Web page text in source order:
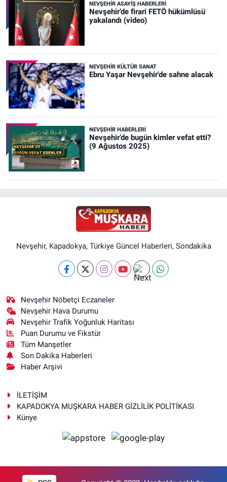
NEVŞEHIR ASAYIŞ HABERLERI
Nevşehir’de firari FETÖ hükümlüsü
yakalandı (video)
NEVŞEHIR KÜLTÜR SANAT
Ebru Yaşar Nevşehir'de sahne alacak
NEVŞEHIR HABERLERI
Nevşehir’de bugün kimler vefat etti?
(9 Ağustos 2025)
Nevşehir, Kapadokya, Türkiye Güncel Haberleri, Sondakika
Nevşehir Nöbetçi Eczaneler
Nevşehir Hava Durumu
Nevşehir Trafik Yoğunluk Haritası
Puan Durumu ve Fikstür
Tüm Manşetler
Son Dakika Haberleri
Haber Arşivi
İLETİŞİM
KAPADOKYA MUŞKARA HABER GİZLİLİK POLİTİKASI
Künye